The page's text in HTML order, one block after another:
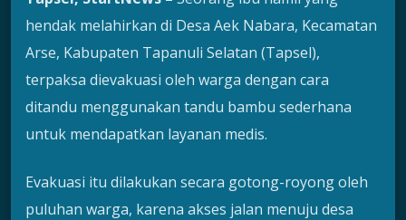
hendak melahirkan di Desa Aek Nabara, Kecamatan
Arse, Kabupaten Tapanuli Selatan (Tapsel),
terpaksa dievakuasi oleh warga dengan cara
ditandu menggunakan tandu bambu sederhana
untuk mendapatkan layanan medis.
Evakuasi itu dilakukan secara gotong-royong oleh
puluhan warga, karena akses jalan menuju desa